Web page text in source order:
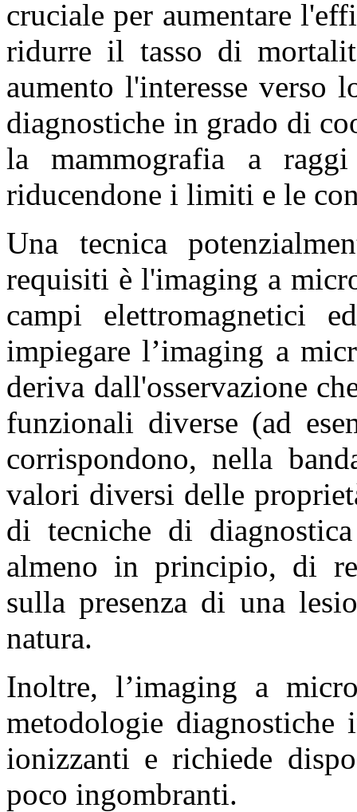
cruciale per aumentare
ridurre il tasso di
aumento l'interesse verso
diagnostiche in grado di
la mammografia a
riducendone i limiti e le
Una tecnica
requisiti è l'imaging a
campi elettromagnetici
impiegare l’imaging a
deriva dall'osservazione
funzionali diverse (ad
corrispondono, nella
valori diversi delle
di tecniche di diagnostica
almeno in principio, di
sulla presenza di una
natura.
Inoltre, l’imaging a
metodologie
ionizzanti e richiede
poco ingombranti.